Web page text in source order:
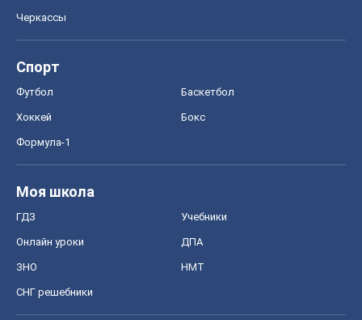
Черкассы
Спорт
Футбол Баскетбол
Хоккей Бокс
Формула-1
Моя школа
ГДЗ Учебники
Онлайн уроки ДПА
ЗНО НМТ
СНГ решебники